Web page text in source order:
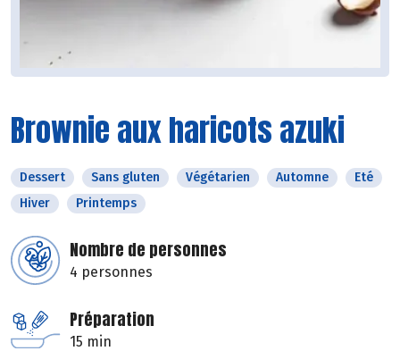
Brownie aux haricots azuki
Dessert Sans gluten Végétarien Automne
Eté
Hiver
Printemps
Nombre de personnes
4 personnes
Préparation
15 min